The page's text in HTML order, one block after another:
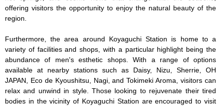
offering visitors the opportunity to enjoy the natural beauty of the
region.
Furthermore, the area around Koyaguchi Station is home to a
variety of facilities and shops, with a particular highlight being the
abundance of men's esthetic shops. With a range of options
available at nearby stations such as Daisy, Nizu, Sherrie, OH
JAPAN, Eco de Kyoushitsu, Nagi, and Tokimeki Aroma, visitors can
relax and unwind in style. Those looking to rejuvenate their tired
bodies in the vicinity of Koyaguchi Station are encouraged to visit